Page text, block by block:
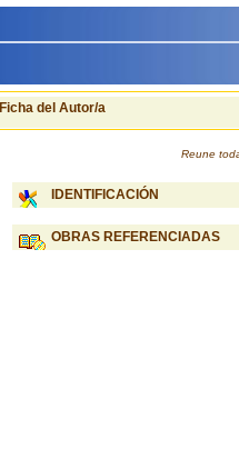
Ficha del Autor/a
Reune
IDENTIFICACIÓN
OBRAS REFERENCIADAS